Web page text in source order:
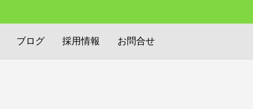
ブログ 採用情報 お問合せ